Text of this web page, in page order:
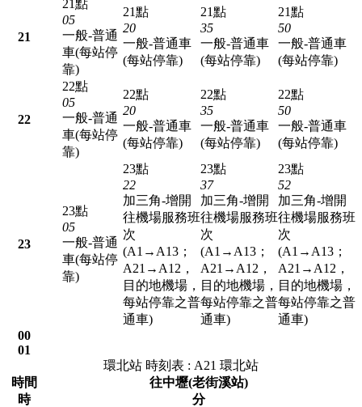
21
21點
05
一般-普通
車(每站停
靠)
21點
20
一般-普通車
(每站停靠)
21點
35
一般-普通車
(每站停靠)
21點
50
一般-普通車
(每站停靠)
22
22點
05
一般-普通
車(每站停
靠)
22點
20
一般-普通車
(每站停靠)
22點
35
一般-普通車
(每站停靠)
22點
50
一般-普通車
(每站停靠)
23
23點
05
一般-普通
車(每站停
靠)
23點
22
加三角-增開
往機場服務班
次
(A1→A13；
A21→A12，
目的地機場，
每站停靠之普
通車)
23點
37
加三角-增開
往機場服務班
次
(A1→A13；
A21→A12，
目的地機場，
每站停靠之普
通車)
23點
52
加三角-增開
往機場服務班
次
(A1→A13；
A21→A12，
目的地機場，
每站停靠之普
通車)
00
01
環北站 時刻表 : A21 環北站
時間
往中壢(老街溪站)
時
分